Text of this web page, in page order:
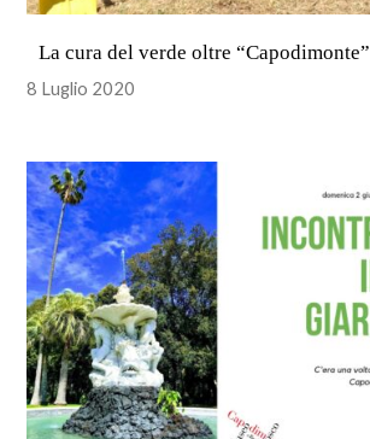
La cura del verde oltre “Capodimonte”
8 Luglio 2020